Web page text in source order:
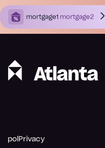
mortgage1 mortgage2
polPrivacy